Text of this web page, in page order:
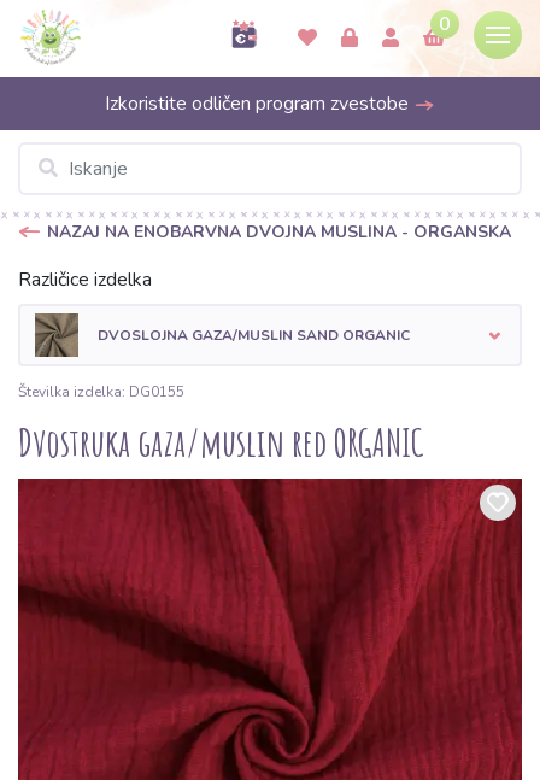
0
Izkoristite odličen program zvestobe
NAZAJ NA ENOBARVNA DVOJNA MUSLINA - ORGANSKA
Različice izdelka
DVOSLOJNA GAZA/MUSLIN SAND ORGANIC
Številka izdelka: DG0155
Dvostruka gaza/muslin red ORGANIC